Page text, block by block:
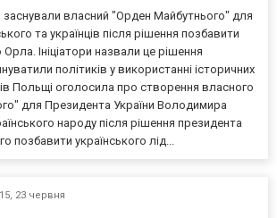
заснували власний "Орден Майбутнього" для
та українців після рішення позбавити
Ініціатори назвали це рішення
політиків у використанні історичних
Польщі оголосила про створення власного
для Президента України Володимира
народу після рішення президента
позбавити українського лід...
23 червня